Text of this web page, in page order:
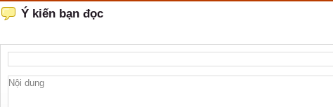
Ý kiến bạn đọc